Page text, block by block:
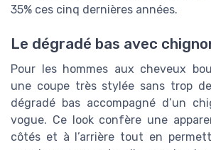
35% ces cinq dernières années.
Le dégradé bas avec
Pour les hommes aux cheveux
une coupe très stylée sans trop
dégradé bas accompagné d’un
vogue. Ce look confère une
côtés et à l’arrière tout en